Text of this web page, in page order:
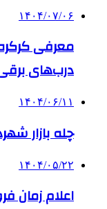
۱۴۰۴/۰۷/۰۶
درب‌های
۱۴۰۴/۰۶/۱۱
چله بازار شهرداری
۱۴۰۴/۰۵/۲۲
اعلام زمان